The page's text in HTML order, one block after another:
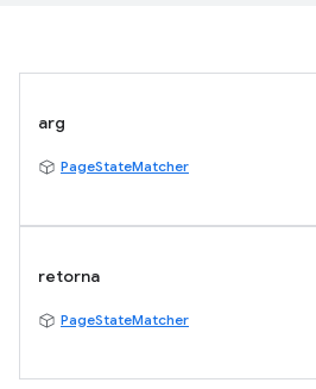
arg
PageStateMatcher
retorna
PageStateMatcher